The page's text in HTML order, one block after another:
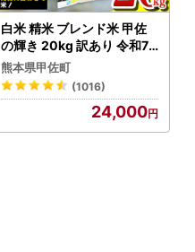
白米 精米 ブレンド米 甲佐
の輝き 20kg 訳あり 令和7
年産 【価格改定ZS】
熊本県甲佐町
(1016)
24,000